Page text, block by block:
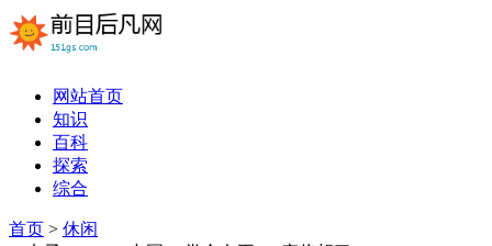
网站首页
知识
百科
探索
综合
首页 > 休闲